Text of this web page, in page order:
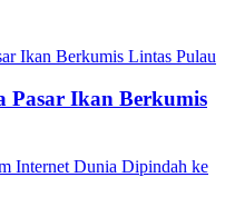
Pasar Ikan Berkumis